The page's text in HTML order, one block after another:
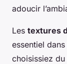
adoucir
Les textures
essentiel
choisissiez